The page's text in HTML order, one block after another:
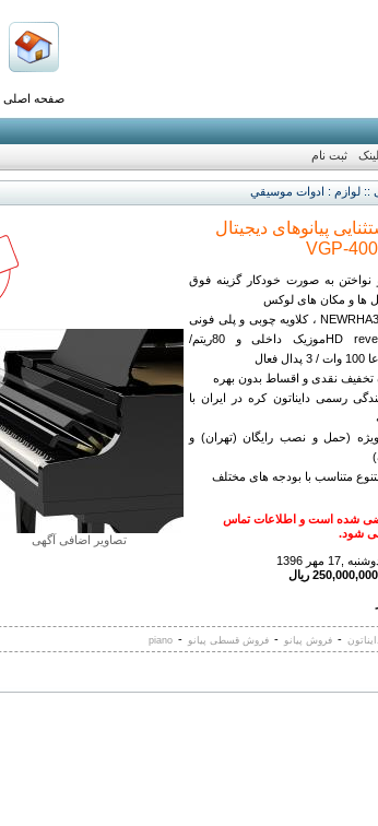
صفحه اصلی
ثبت نام
لوازم : ادوات موسيقي
تصاویر اضافی آگهی
پیانوهای دیجیتال
نواختن به صورت خودکار گزینه فوق
ها و مکان های لوکس
با کلاویه های NEWRHA3 ، کلاویه چوبی و پلی فونی
256 HD reverb/ 50موزیک داخلی و 80ریتم/
تخفیف نقدی و اقساط بدون بهره
رسمی دایناتون کره در ایران با
(حمل و نصب رایگان (تهران) و
متناسب با بودجه های مختلف
شده است و اطلاعات تماس
شود.
مهر 1396
- فروش پیانو - فروش قسطی پیانو -
piano